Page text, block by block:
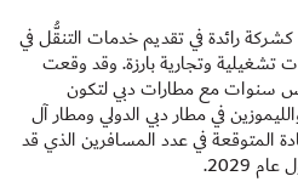
رائدة في تقديم خدمات التنقُّل في
إنجازات تشغيلية وتجارية بارزة. وقد وقعت
سنوات مع مطارات دبي لتكون
في مطار دبي الدولي ومطار آل
المتوقعة في عدد المسافرين الذي قد